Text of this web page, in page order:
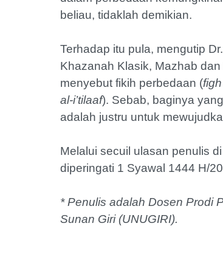
beliau, tidaklah demikian.
Terhadap itu pula, mengutip
Khazanah Klasik, Mazhab
menyebut fikih perbedaan (
al-i’tilaaf). Sebab, baginya
adalah justru untuk
Melalui secuil ulasan penulis
diperingati 1 Syawal 1444 H/
* Penulis adalah Dosen Prodi
Sunan Giri (UNUGIRI).